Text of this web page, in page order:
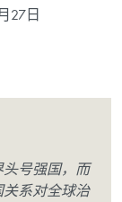
27日
号强国，而
系对全球治